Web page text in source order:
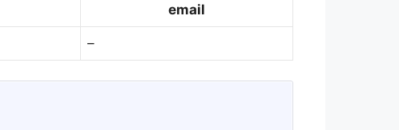
email
–